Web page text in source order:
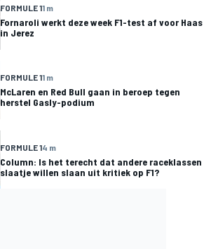
FORMULE 11 m
Fornaroli werkt deze week F1-test af voor Haas
in Jerez
FORMULE 11 m
McLaren en Red Bull gaan in beroep tegen
herstel Gasly-podium
FORMULE 14 m
Column: Is het terecht dat andere raceklassen
slaatje willen slaan uit kritiek op F1?